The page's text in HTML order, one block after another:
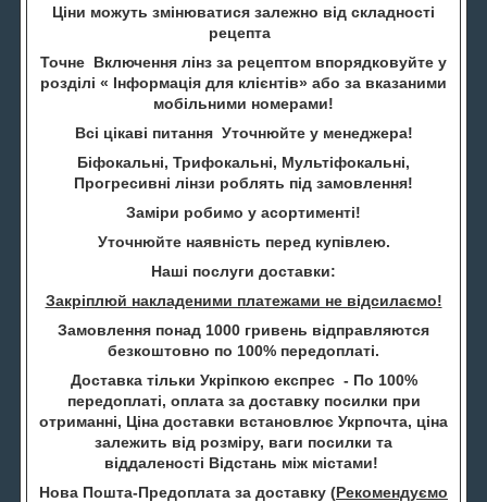
Ціни можуть змінюватися залежно від складності
рецепта
Точне Включення лінз за рецептом впорядковуйте у
розділі « Інформація для клієнтів» або за вказаними
мобільними номерами!
Всі цікаві питання Уточнюйте у менеджера!
Біфокальні, Трифокальні, Мультіфокальні,
Прогресивні лінзи роблять під замовлення!
Заміри робимо у асортименті!
Уточнюйте наявність перед купівлею.
Наші послуги доставки:
Закріплюй накладеними платежами не відсилаємо!
Замовлення понад 1000 гривень відправляются
безкоштовно по 100% передоплаті.
Доставка тільки Укріпкою експрес - По 100%
передоплаті, оплата за доставку посилки при
отриманні, Ціна доставки встановлює Укрпочта, ціна
залежить від розміру, ваги посилки та
віддаленості Відстань між містами!
Нова Пошта-Предоплата за доставку (Рекомендуємо